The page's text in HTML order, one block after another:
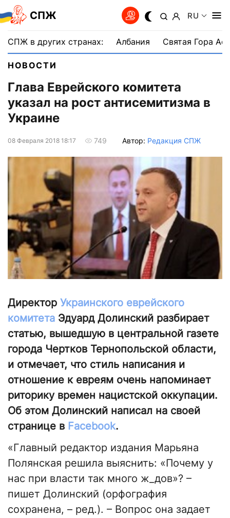
СПЖ RU
СПЖ в других странах: Албания Святая Гора
НОВОСТИ
Глава Еврейского комитета
указал на рост антисемитизма в
Украине
08 Февраля 2018 18:17 749 Автор: Редакция СПЖ
Директор Украинского еврейского
комитета Эдуард Долинский разбирает
статью, вышедшую в центральной газете
города Чертков Тернопольской области,
и отмечает, что стиль написания и
отношение к евреям очень напоминает
риторику времен нацистской оккупации.
Об этом Долинский написал на своей
странице в Facebook.
«Главный редактор издания Марьяна
Полянская решила выяснить: «Почему у
нас при власти так много ж_дов»? –
пишет Долинский (орфография
сохранена, – ред.). – Вопрос она задает